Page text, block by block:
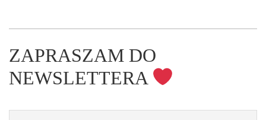
ZAPRASZAM DO
NEWSLETTERA